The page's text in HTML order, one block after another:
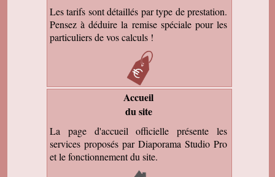
Les tarifs sont détaillés par type de prestation.
Pensez à déduire la remise spéciale pour les
particuliers de vos calculs !
Accueil
du site
La page d'accueil officielle présente les
services proposés par Diaporama Studio Pro
et le fonctionnement du site.